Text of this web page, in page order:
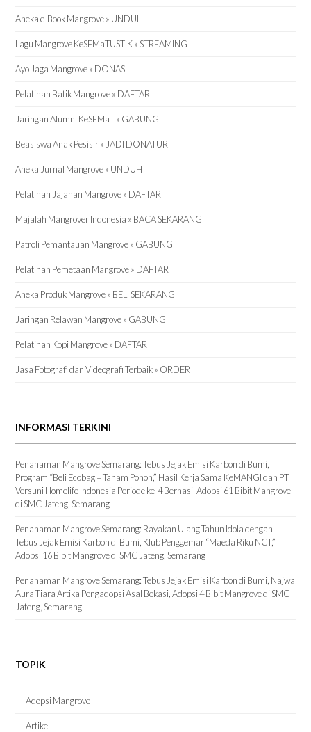
Aneka e-Book Mangrove » UNDUH
Lagu Mangrove KeSEMaTUSTIK » STREAMING
Ayo Jaga Mangrove » DONASI
Pelatihan Batik Mangrove » DAFTAR
Jaringan Alumni KeSEMaT » GABUNG
Beasiswa Anak Pesisir » JADI DONATUR
Aneka Jurnal Mangrove » UNDUH
Pelatihan Jajanan Mangrove » DAFTAR
Majalah Mangrover Indonesia » BACA SEKARANG
Patroli Pemantauan Mangrove » GABUNG
Pelatihan Pemetaan Mangrove » DAFTAR
Aneka Produk Mangrove » BELI SEKARANG
Jaringan Relawan Mangrove » GABUNG
Pelatihan Kopi Mangrove » DAFTAR
Jasa Fotografi dan Videografi Terbaik » ORDER
INFORMASI TERKINI
Penanaman Mangrove Semarang: Tebus Jejak Emisi Karbon di Bumi,
Program “Beli Ecobag = Tanam Pohon,” Hasil Kerja Sama KeMANGI dan PT
Versuni Homelife Indonesia Periode ke-4 Berhasil Adopsi 61 Bibit Mangrove
di SMC Jateng, Semarang
Penanaman Mangrove Semarang: Rayakan Ulang Tahun Idola dengan
Tebus Jejak Emisi Karbon di Bumi, Klub Penggemar “Maeda Riku NCT,”
Adopsi 16 Bibit Mangrove di SMC Jateng, Semarang
Penanaman Mangrove Semarang: Tebus Jejak Emisi Karbon di Bumi, Najwa
Aura Tiara Artika Pengadopsi Asal Bekasi, Adopsi 4 Bibit Mangrove di SMC
Jateng, Semarang
TOPIK
Adopsi Mangrove
Artikel